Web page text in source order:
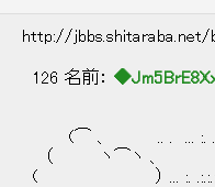
http://
126 名前：
(⌒ 、 .. . ... :.
（ ヽ⌒ヽ 、
( ） ... :.